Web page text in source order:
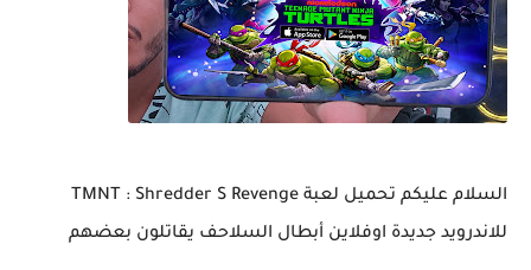
السلام عليكم تحميل لعبة TMNT : Shredder S Revenge
للاندرويد جديدة اوفلاين أبطال السلاحف يقاتلون بعضهم